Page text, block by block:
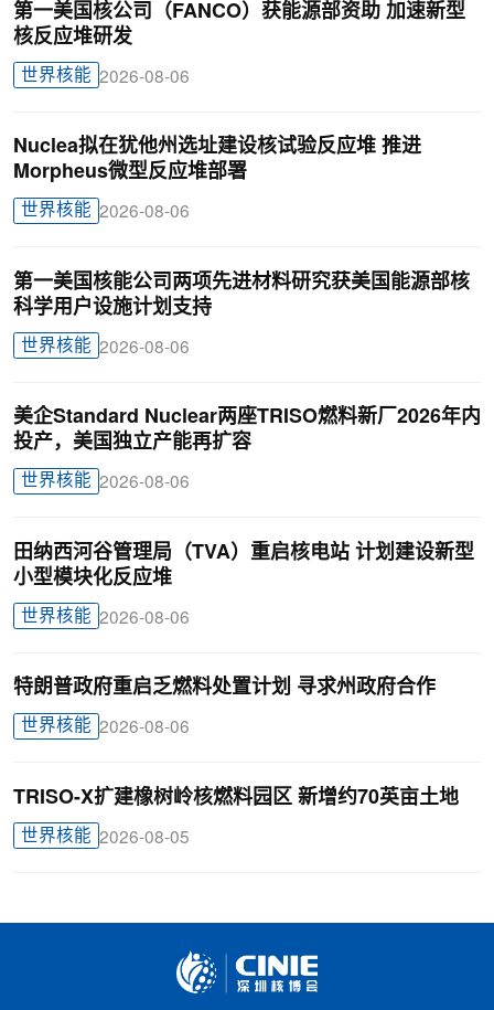
第一美国核公司（FANCO）获能源部资助 加速新型
核反应堆研发
世界核能 2026-08-06
Nuclea拟在犹他州选址建设核试验反应堆 推进
Morpheus微型反应堆部署
世界核能 2026-08-06
第一美国核能公司两项先进材料研究获美国能源部核
科学用户设施计划支持
世界核能 2026-08-06
美企Standard Nuclear两座TRISO燃料新厂2026年内
投产，美国独立产能再扩容
世界核能 2026-08-06
田纳西河谷管理局（TVA）重启核电站 计划建设新型
小型模块化反应堆
世界核能 2026-08-06
特朗普政府重启乏燃料处置计划 寻求州政府合作
世界核能 2026-08-06
TRISO-X扩建橡树岭核燃料园区 新增约70英亩土地
世界核能 2026-08-05